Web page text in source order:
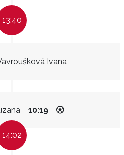
13:40
Ivana
10:19
14:02